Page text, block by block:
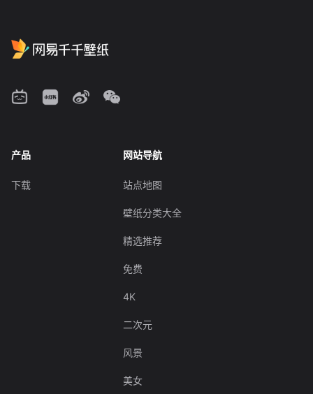
产品
下载
网站导航
站点地图
壁纸分类大全
精选推荐
免费
4K
二次元
风景
美女